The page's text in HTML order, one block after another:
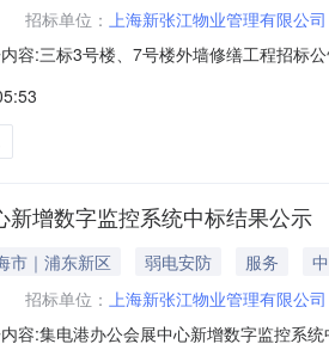
招标单位： 上海新张江物业管理有限公司
容:三标3号楼、7号楼外墙修缮工程招标
、项目概况和招标范围规模：包括但不
建筑垃
新增数字监控系统中标结果公示
市｜浦东新区 弱电安防 服务
招标单位： 上海新张江物业管理有限公司
容:集电港办公会展中心新增数字监控系